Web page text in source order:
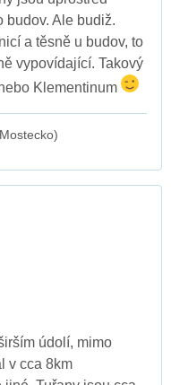
budov. Ale budiž.
a těsně u budov, to
vypovídající. Takový
Klementinum
údolí, mimo
v cca 8km